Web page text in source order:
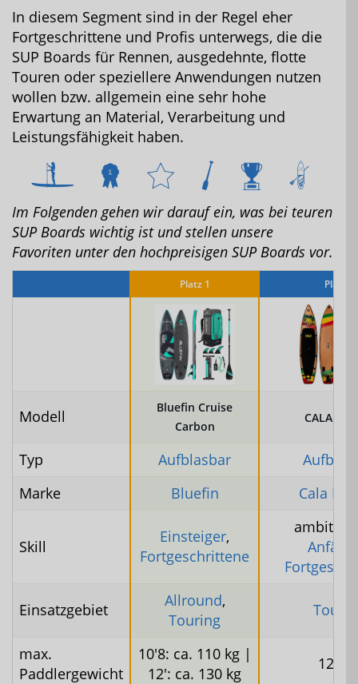
In diesem Segment sind in der Regel eher
Fortgeschrittene und Profis unterwegs, die die
SUP Boards für Rennen, ausgedehnte, flotte
Touren oder speziellere Anwendungen nutzen
wollen bzw. allgemein eine sehr hohe
Erwartung an Material, Verarbeitung und
Leistungsfähigkeit haben.
Im Folgenden gehen wir darauf ein, was bei teuren
SUP Boards wichtig ist und stellen unsere
Favoriten unter den hochpreisigen SUP Boards vor.
Platz 1 Platz 2
Modell
Bluefin Cruise
Carbon
CALA
Typ Aufblasbar
Marke
Bluefin Cala
Skill
Einsteiger,
Fortgeschrittene
Einsatzgebiet Allround,
Touring
max.
Paddlergewicht
10'8: ca. 110 kg |
12': ca. 130 kg
120